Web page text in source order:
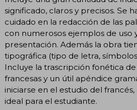
significado, claros y precisos. Se
cuidado en la redacción de las
con numerosos ejemplos de uso
presentación. Además la obra
tipográfica (tipo de letra,
Incluye la trascripción fonética
francesas y un útil apéndice
iniciarse en el estudio del
ideal para el estudiante.